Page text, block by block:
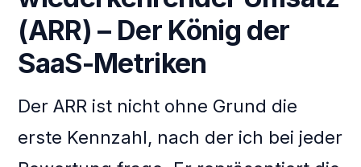
(ARR) – Der König der
SaaS-Metriken
Der ARR ist nicht ohne Grund die
erste Kennzahl, nach der ich bei jeder